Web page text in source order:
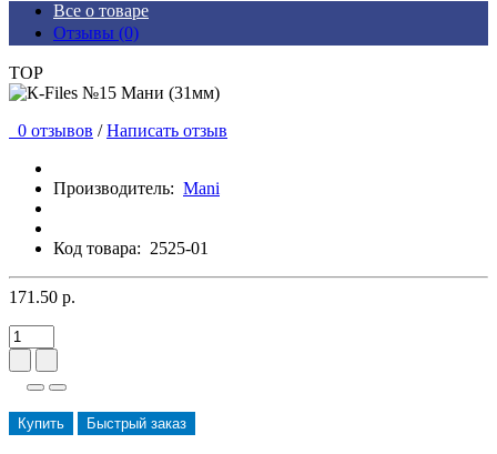
Все о товаре
Отзывы (0)
TOP
0 отзывов / Написать отзыв
Производитель: Mani
Код товара: 2525-01
171.50 р.
Купить Быстрый заказ